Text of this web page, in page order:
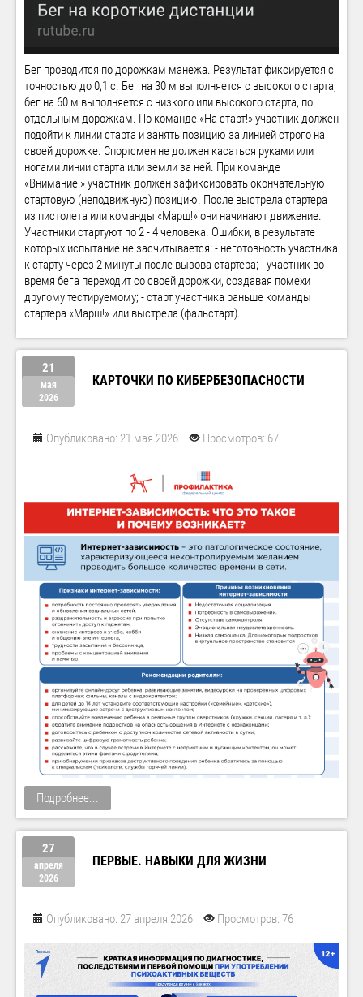
Бег проводится по дорожкам манежа. Результат фиксируется с
точностью до 0,1 с. Бег на 30 м выполняется с высокого старта,
бег на 60 м выполняется с низкого или высокого старта, по
отдельным дорожкам. По команде «На старт!» участник должен
подойти к линии старта и занять позицию за линией строго на
своей дорожке. Спортсмен не должен касаться руками или
ногами линии старта или земли за ней. При команде
«Внимание!» участник должен зафиксировать окончательную
стартовую (неподвижную) позицию. После выстрела стартера
из пистолета или команды «Марш!» они начинают движение.
Участники стартуют по 2 - 4 человека. Ошибки, в результате
которых испытание не засчитывается: - неготовность участника
к старту через 2 минуты после вызова стартера; - участник во
время бега переходит со своей дорожки, создавая помехи
другому тестируемому; - старт участника раньше команды
стартера «Марш!» или выстрела (фальстарт).
21
мая
2026
КАРТОЧКИ ПО КИБЕРБЕЗОПАСНОСТИ
Опубликовано: 21 мая 2026 Просмотров: 67
Подробнее...
27
апреля
2026
ПЕРВЫЕ. НАВЫКИ ДЛЯ ЖИЗНИ
Опубликовано: 27 апреля 2026 Просмотров: 76